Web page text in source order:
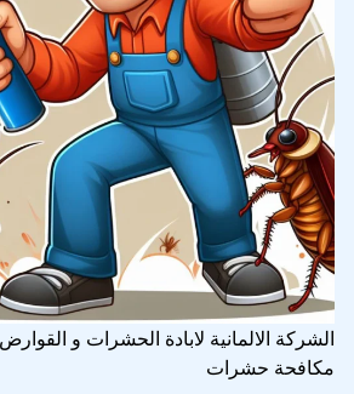
الشركة الالمانية لابادة الحشرات و
مكافحة حشرات